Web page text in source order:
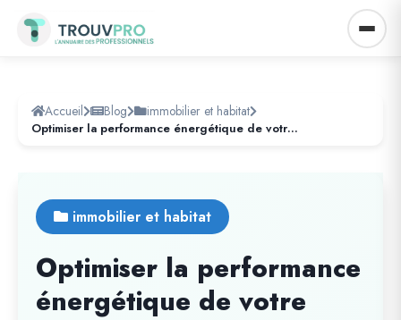
Accueil Blog immobilier et habitat
Optimiser la performance énergétique de votre logement
immobilier et habitat
Optimiser la performance
énergétique de votre